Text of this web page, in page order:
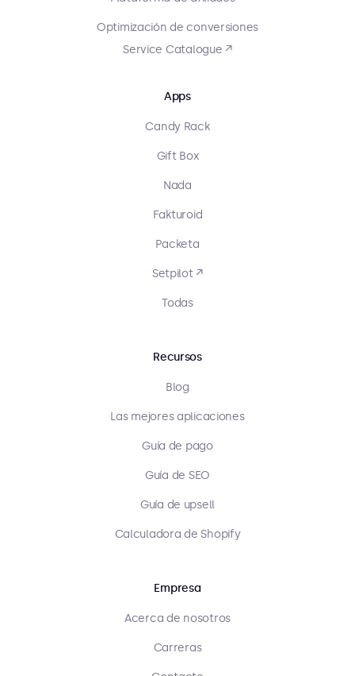
Optimización de conversiones
Service Catalogue ↗
Apps
Candy Rack
Gift Box
Nada
Fakturoid
Packeta
Setpilot ↗
Todas
Recursos
Blog
Las mejores aplicaciones
Guía de pago
Guía de SEO
Guía de upsell
Calculadora de Shopify
Empresa
Acerca de nosotros
Carreras